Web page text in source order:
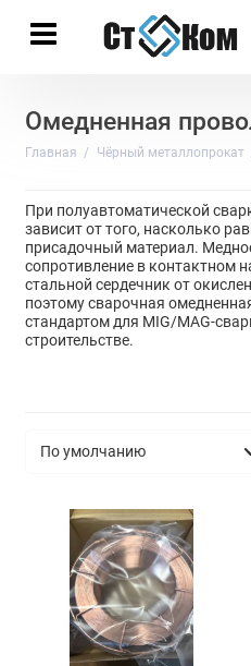
Омедненная
Главная Чёрный металлопрокат
При полуавтоматической
зависит от того, насколько
присадочный материал.
сопротивление в контактном
стальной сердечник от
поэтому сварочная
стандартом для MIG/MAG-
строительстве.